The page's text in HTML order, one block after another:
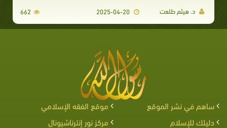
د. هيثم طلعت 2025-04-20
662
ساهم في نشر الموقع
موقع الفقه الإسلامي
دليلك للإسلام
مركز نور إنترناشيونال